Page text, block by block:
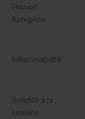
Pouvoir
fumigène
Inflammabilité
Solidité à la
lumière